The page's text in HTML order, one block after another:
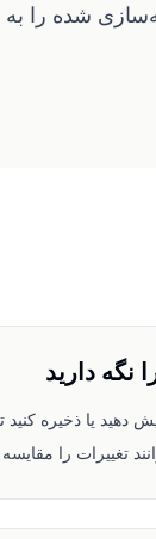
شده را به
دارید
یا ذخیره کنید
تغییرات را مقایسه